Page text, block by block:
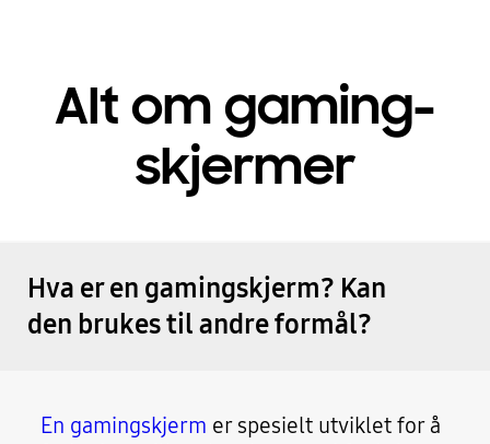
Alt om gaming-
skjermer
Hva er en gamingskjerm? Kan
den brukes til andre formål?
En gamingskjerm er spesielt utviklet for å